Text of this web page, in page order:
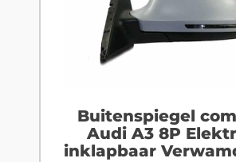
Buitenspiegel
Audi A3 8P
inklapbaar